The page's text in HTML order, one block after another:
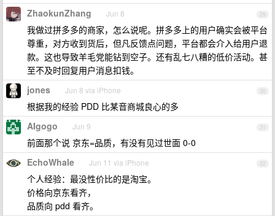
29
ZhaokunZhang Jun 8
我做过拼多多的商家，怎么说呢。拼多多上的用户确实会被平台
尊重，对方收到货后，但凡反馈点问题，平台都会介入给用户退
款。这也导致羊毛党能钻到空子。还有乱七八糟的低价活动。甚
至不及时回复用户消息扣钱。
30
jones Jun 8 via iPhone
根据我的经验 PDD 比某音商城良心的多
31
AIgogo Jun 9
前面那个说 京东=品质，有没有见过世面 0-0
32
EchoWhale Jun 11 via iPhone
个人经验：最没性价比的是淘宝。
价格向京东看齐，
品质向 pdd 看齐。